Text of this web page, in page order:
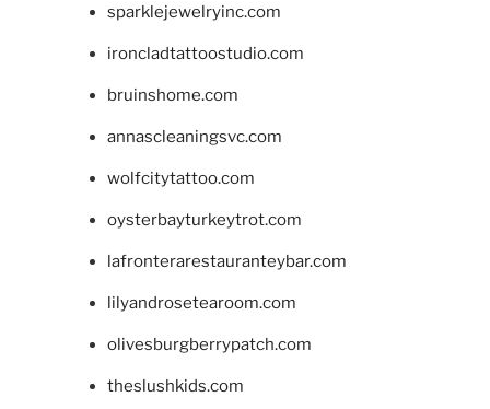
sparklejewelryinc.com
ironcladtattoostudio.com
bruinshome.com
annascleaningsvc.com
wolfcitytattoo.com
oysterbayturkeytrot.com
lafronterarestauranteybar.com
lilyandrosetearoom.com
olivesburgberrypatch.com
theslushkids.com